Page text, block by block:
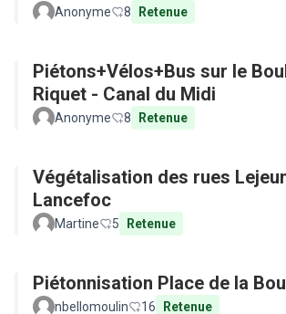
Anonyme 8 Retenue
Piétons+Vélos+Bus sur le
Riquet - Canal du Midi
Anonyme 8 Retenue
Végétalisation des rues
Lancefoc
Martine 5 Retenue
Piétonnisation Place de la
nbellomoulin 16 Retenue